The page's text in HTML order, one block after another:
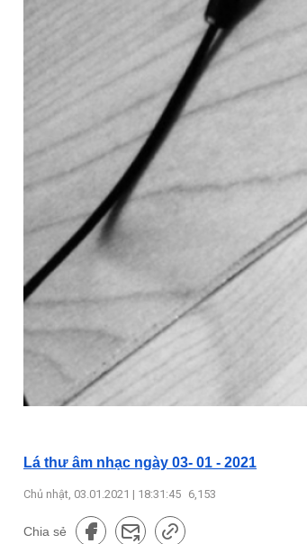
Lá thư âm nhạc ngày 03- 01 - 2021
Chủ nhật, 03.01.2021 | 18:31:45 6,153
Chia sẻ